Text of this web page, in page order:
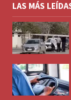
LAS MÁS